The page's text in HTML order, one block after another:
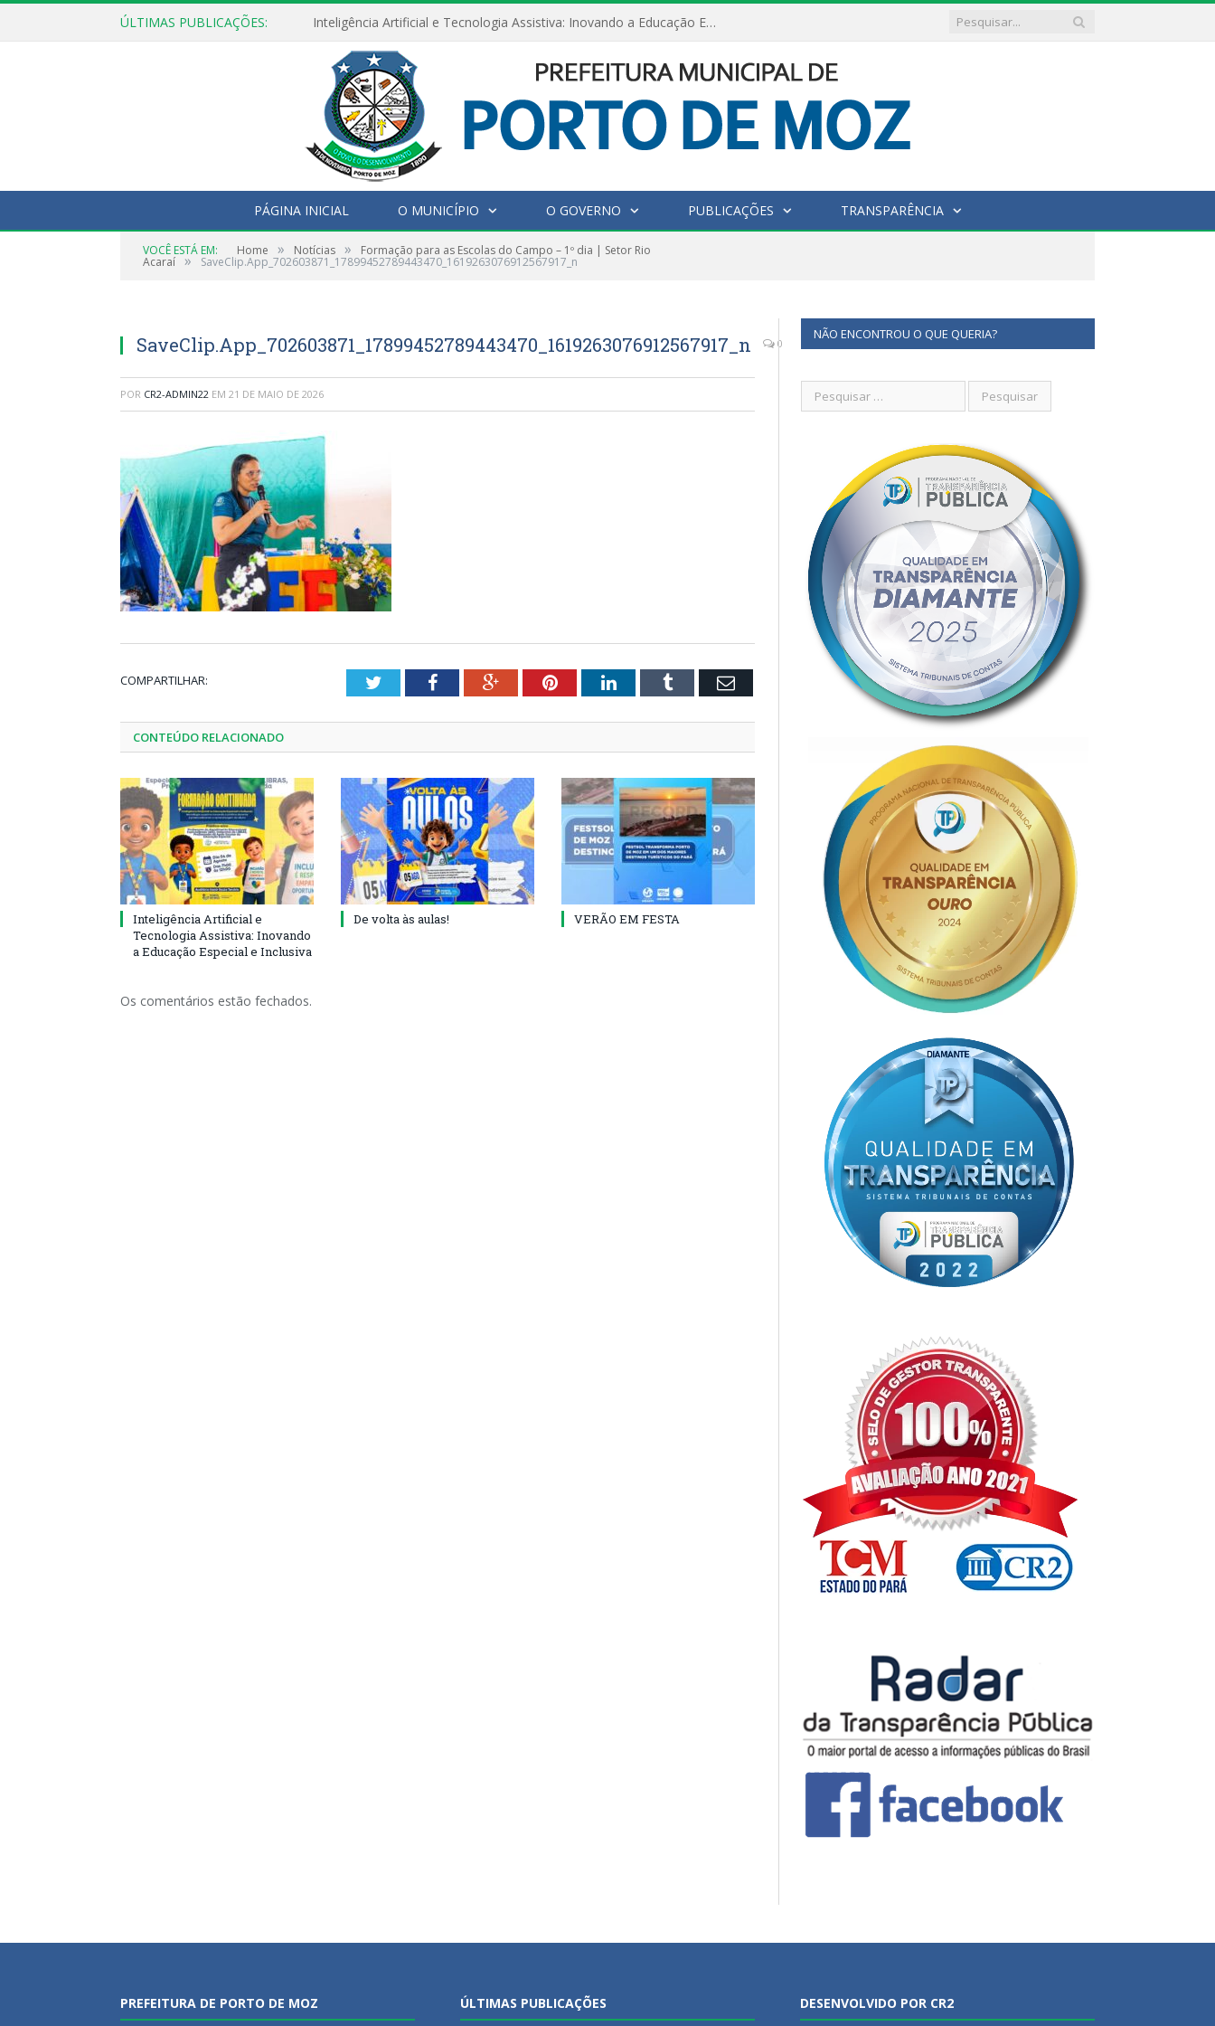
ÚLTIMAS PUBLICAÇÕES: Inteligência Artificial e Tecnologia Assistiva: Inovando a Educação Especial e Inclusiva
PÁGINA INICIAL O MUNICÍPIO O GOVERNO PUBLICAÇÕES TRANSPARÊNCIA
VOCÊ ESTÁ EM: Home » Notícias » Formação para as Escolas do Campo – 1º dia | Setor Rio
Acaraí » SaveClip.App_702603871_17899452789443470_1619263076912567917_n
SaveClip.App_702603871_17899452789443470_1619263076912567917_n 0
POR CR2-ADMIN22 EM 21 DE MAIO DE 2026
COMPARTILHAR: TwitterFacebookGoogle+PinterestLinkedInTumblr Email
CONTEÚDO RELACIONADO
Inteligência Artificial e
Tecnologia Assistiva: Inovando
a Educação Especial e Inclusiva
De volta às aulas! VERÃO EM FESTA
Os comentários estão fechados.
NÃO ENCONTROU O QUE QUERIA?
PREFEITURA DE PORTO DE MOZ ÚLTIMAS PUBLICAÇÕES DESENVOLVIDO POR CR2